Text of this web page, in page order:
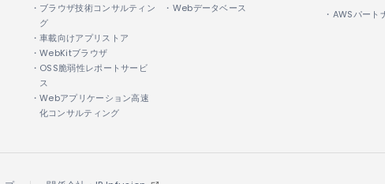
・ブラウザ技術コンサルティン
グ
・車載向けアプリストア
・WebKitブラウザ
・OSS脆弱性レポートサービ
ス
・Webアプリケーション高速
化コンサルティング
・Webデータベース
・AWSパート